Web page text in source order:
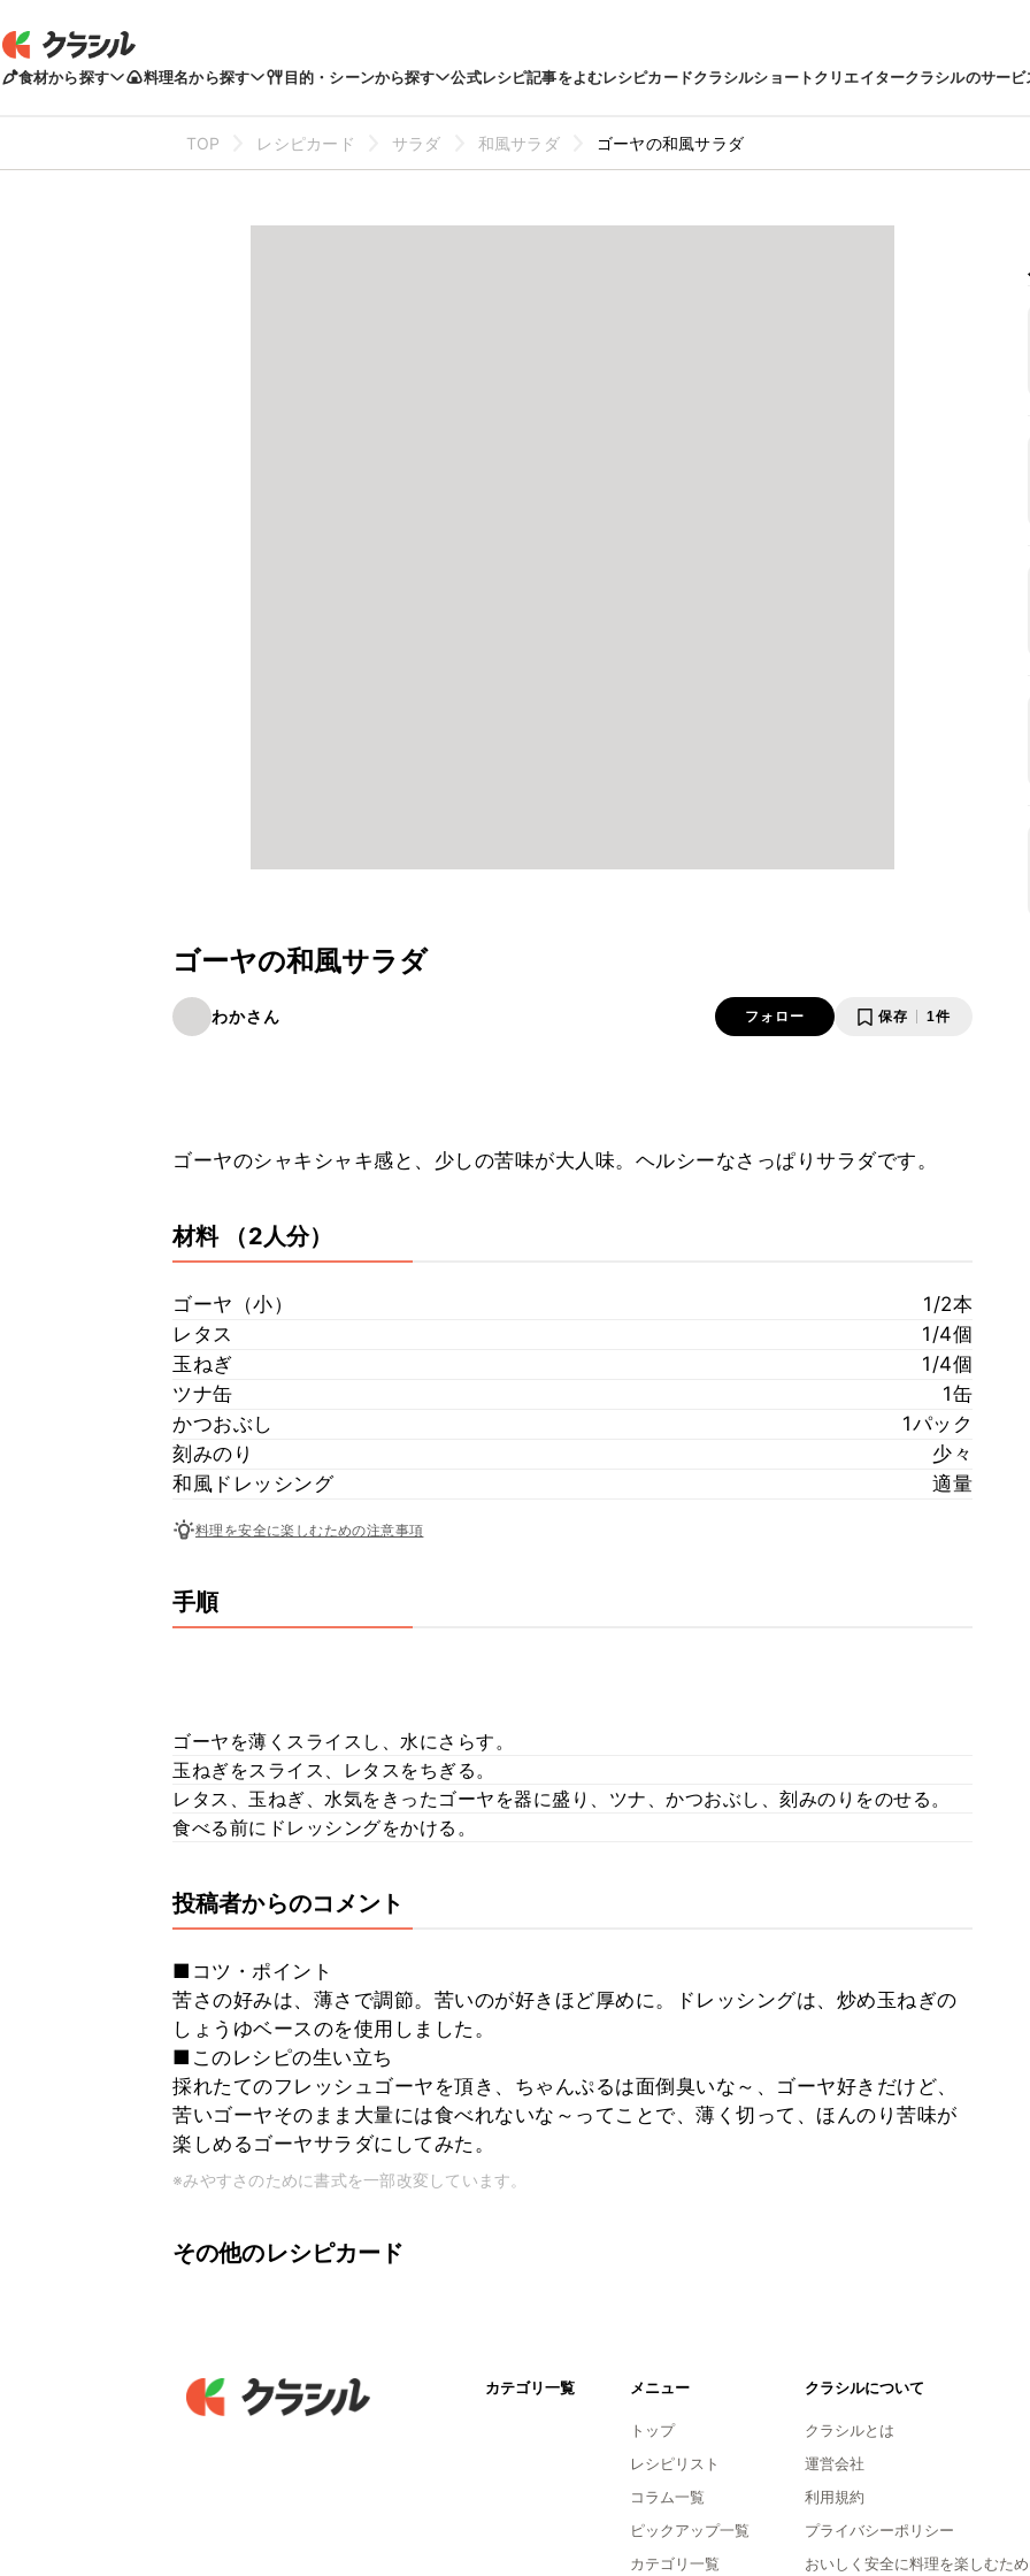
食材から探す 料理名から探す 目的・シーンから探す 公式レシピ記事をよむレシピカードクラシルショートクリエイタークラシルのサービ
TOP レシピカード サラダ 和風サラダ ゴーヤの和風サラダ
ゴーヤの和風サラダ
わかさん フォロー 保存 1件
ゴーヤのシャキシャキ感と、少しの苦味が大人味。ヘルシーなさっぱりサラダです。
材料 （2人分）
ゴーヤ（小）
1/2本
レタス
1/4個
玉ねぎ
1/4個
ツナ缶
1缶
かつおぶし
1パック
刻みのり
少々
和風ドレッシング
適量
料理を安全に楽しむための注意事項
手順
ゴーヤを薄くスライスし、水にさらす。
玉ねぎをスライス、レタスをちぎる。
レタス、玉ねぎ、水気をきったゴーヤを器に盛り、ツナ、かつおぶし、刻みのりをのせる。
食べる前にドレッシングをかける。
投稿者からのコメント
■コツ・ポイント
苦さの好みは、薄さで調節。苦いのが好きほど厚めに。ドレッシングは、炒め玉ねぎの
しょうゆベースのを使用しました。
■このレシピの生い立ち
採れたてのフレッシュゴーヤを頂き、ちゃんぷるは面倒臭いな～、ゴーヤ好きだけど、
苦いゴーヤそのまま大量には食べれないな～ってことで、薄く切って、ほんのり苦味が
楽しめるゴーヤサラダにしてみた。
※みやすさのために書式を一部改変しています。
その他のレシピカード
カテゴリ一覧 メニュー
トップ
レシピリスト
コラム一覧
ピックアップ一覧
カテゴリ一覧
クラシルについて
クラシルとは
運営会社
利用規約
プライバシーポリシー
おいしく安全に料理を楽しむため